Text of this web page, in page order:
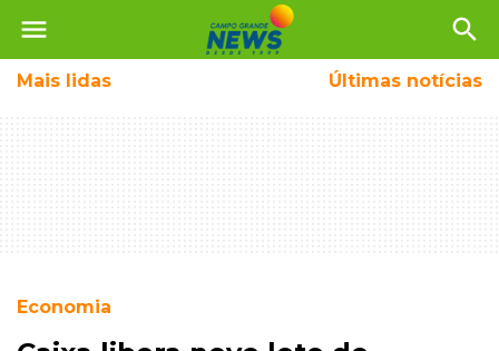
menu search
Mais lidas Últimas notícias
Economia